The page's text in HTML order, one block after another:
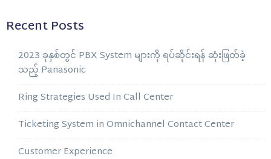
Recent Posts
2023 ခုနှစ်တွင် PBX System များကို ရပ်ဆိုင်းရန် ဆုံးဖြတ်ခဲ့
သည့် Panasonic
Ring Strategies Used In Call Center
Ticketing System in Omnichannel Contact Center
Customer Experience